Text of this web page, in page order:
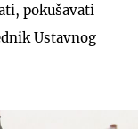
pokušavati
Ustavnog